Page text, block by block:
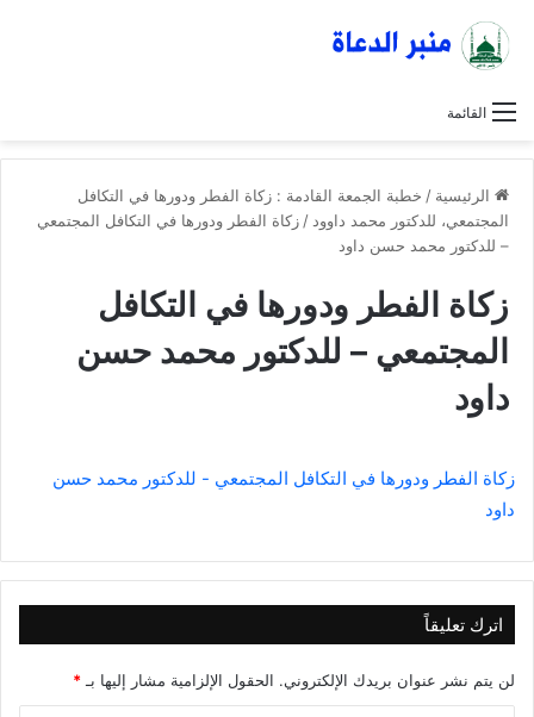
القائمة
الرئيسية / خطبة الجمعة القادمة : زكاة الفطر ودورها في التكافل
المجتمعي، للدكتور محمد داوود / زكاة الفطر ودورها في التكافل المجتمعي
– للدكتور محمد حسن داود
زكاة الفطر ودورها في التكافل
المجتمعي – للدكتور محمد حسن
داود
زكاة الفطر ودورها في التكافل المجتمعي - للدكتور محمد حسن
داود
اترك تعليقاً
لن يتم نشر عنوان بريدك الإلكتروني. الحقول الإلزامية مشار إليها بـ *